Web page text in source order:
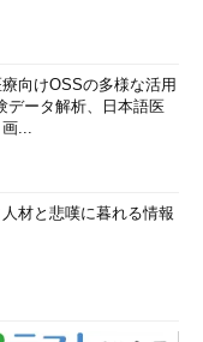
向けOSSの多様な活用
データ解析、日本語医
...
材と悲嘆に暮れる情報